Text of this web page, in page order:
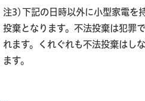
注3)下記の日時以外に小型家電を
投棄となります。 不法投棄は犯罪
れます。くれぐれも不法投棄はし
ます。